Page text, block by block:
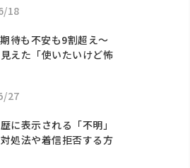
18
待も不安も9割超え〜
えた「使いたいけど怖
27
に表示される「不明」
処法や着信拒否する方